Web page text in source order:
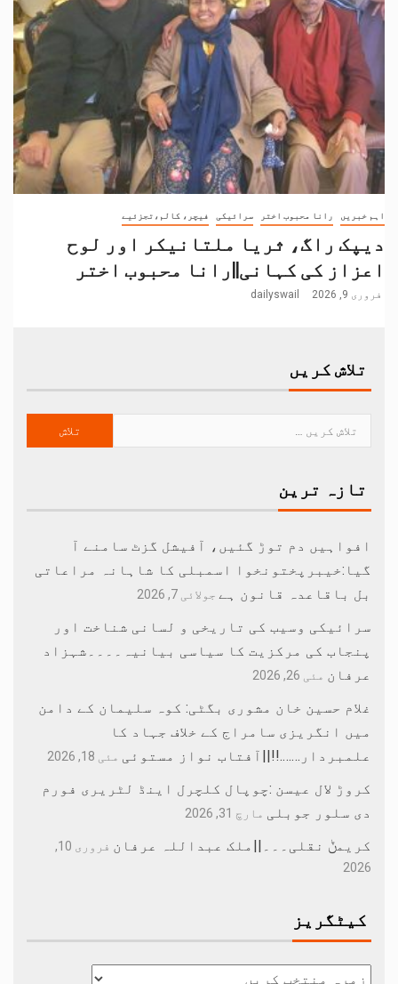
اہم خبریں رانا محبوب اختر سرائیکی فیچر، کالم،تجزئیے
دیپک راگ، ثریا ملتانیکر اور لوح
اعزاز کی کہانی||رانا محبوب اختر
فروری 9, 2026 dailyswail
تلاش کریں
تازہ ترین
افواہیں دم توڑ گئیں، آفیشل گزٹ سامنے آ
گیا:خیبرپختونخوا اسمبلی کا شاہانہ مراعاتی
بل باقاعدہ قانون ہے جولائی 7, 2026
سرائیکی وسیب کی تاریخی و لسانی شناخت اور
پنجاب کی مرکزیت کا سیاسی بیانیہ۔۔۔۔شہزاد
عرفان مئی 26, 2026
غلام حسین خان مشوری بگٹی: کوہ سلیمان کے دامن
میں انگریزی سامراج کے خلاف جہاد کا
علمبردار…….!!||آفتاب نواز مستوئی مئی 18, 2026
کروڑ لال عیسن :چوپال کلچرل اینڈ لٹریری فورم
دی سلور جوبلی مارچ 31, 2026
کریمݨ نقلی۔۔۔||ملک عبداللہ عرفان
فروری 10,
2026
کیٹگریز